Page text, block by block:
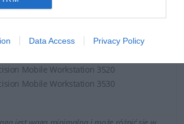
Data Access Privacy Policy
5495
5590
Mobile Workstation 3520
Mobile Workstation 3530